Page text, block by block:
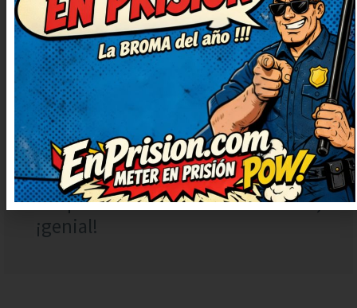
15 septiembre, 2024
at 14:48
Brillante remate, me ha dejado
con una carcajada tremenda.
Necesitaba una risa así, gracias
por publicarlo. Seguid publicando
más, que alegran un montón. Me
he quedado con una sonrisa tonta,
¡genial!